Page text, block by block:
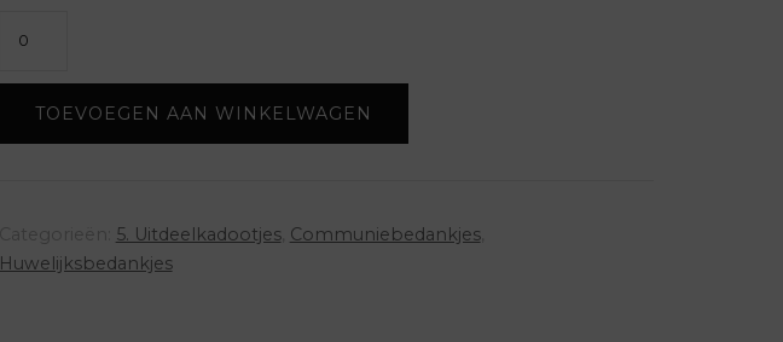
silver
TOEVOEGEN AAN WINKELWAGEN
5. Uitdeelkadootjes, Communiebedankjes,
Huwelijksbedankjes